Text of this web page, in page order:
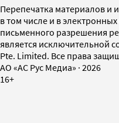
Перепечатка материалов и
в том числе и в
письменного разрешения
является исключительной
Pte. Limited. Все права
AO «АС Рус Медиа» · 2026
16+